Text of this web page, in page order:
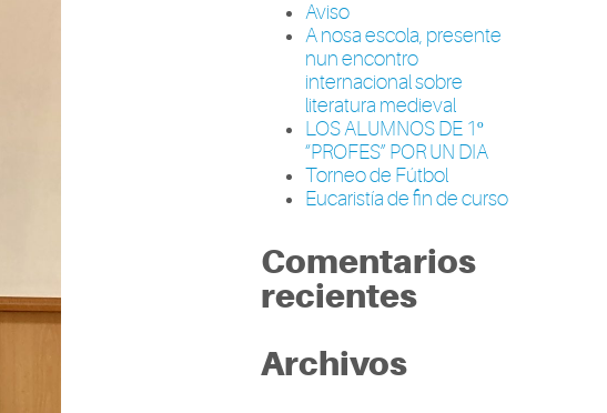
Aviso
A nosa escola, presente
nun encontro
internacional sobre
literatura medieval
LOS ALUMNOS DE 1º
“PROFES” POR UN DIA
Torneo de Fútbol
Eucaristía de fin de curso
Comentarios
recientes
Archivos